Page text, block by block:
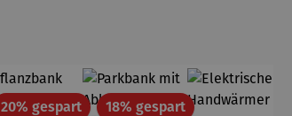
20% gespartRabatt18% gespartRabatt